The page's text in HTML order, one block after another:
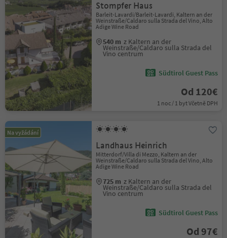
Stompfer Haus
Barleit-Lavardi/Barleit-Lavardi, Kaltern an der
Weinstraße/Caldaro sulla Strada del Vino, Alto
Adige Wine Road
540 m z Kaltern an der
Weinstraße/Caldaro sulla Strada del
Vino centrum
Südtirol Guest Pass
Od 120€
1 noc / 1 byt Včetně DPH
Na vyžádání
Landhaus Heinrich
Mitterdorf/Villa di Mezzo, Kaltern an der
Weinstraße/Caldaro sulla Strada del Vino, Alto
Adige Wine Road
725 m z Kaltern an der
Weinstraße/Caldaro sulla Strada del
Vino centrum
Südtirol Guest Pass
Od 97€